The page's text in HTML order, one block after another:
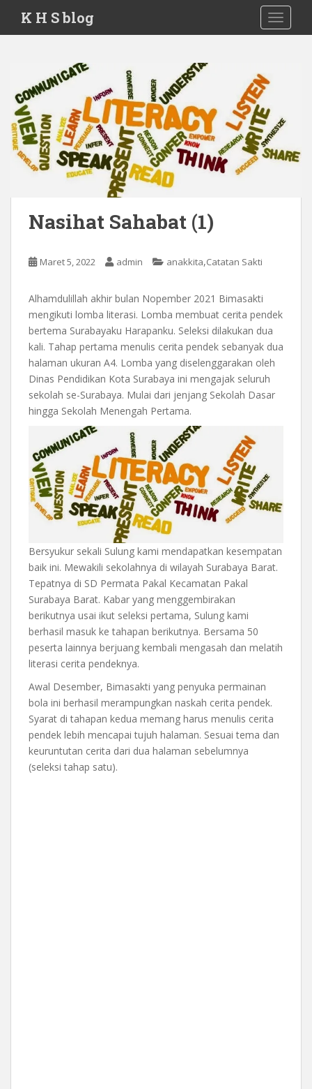
i
K H S blog
Nasihat Sahabat (1)
Maret 5, 2022 admin anakkita,Catatan Sakti
Alhamdulillah akhir bulan Nopember 2021 Bimasakti
mengikuti lomba literasi. Lomba membuat cerita pendek
bertema Surabayaku Harapanku. Seleksi dilakukan dua
kali. Tahap pertama menulis cerita pendek sebanyak dua
halaman ukuran A4. Lomba yang diselenggarakan oleh
Dinas Pendidikan Kota Surabaya ini mengajak seluruh
sekolah se-Surabaya. Mulai dari jenjang Sekolah Dasar
hingga Sekolah Menengah Pertama.
Bersyukur sekali Sulung kami mendapatkan kesempatan
baik ini. Mewakili sekolahnya di wilayah Surabaya Barat.
Tepatnya di SD Permata Pakal Kecamatan Pakal
Surabaya Barat. Kabar yang menggembirakan
berikutnya usai ikut seleksi pertama, Sulung kami
berhasil masuk ke tahapan berikutnya. Bersama 50
peserta lainnya berjuang kembali mengasah dan melatih
literasi cerita pendeknya.
Awal Desember, Bimasakti yang penyuka permainan
bola ini berhasil merampungkan naskah cerita pendek.
Syarat di tahapan kedua memang harus menulis cerita
pendek lebih mencapai tujuh halaman. Sesuai tema dan
keuruntutan cerita dari dua halaman sebelumnya
(seleksi tahap satu).